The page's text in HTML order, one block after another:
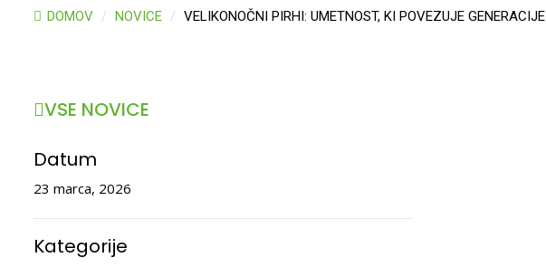
DOMOV / NOVICE / VELIKONOČNI PIRHI: UMETNOST, KI POVEZUJE GENERACIJE
VSE NOVICE
Datum
23 marca, 2026
Kategorije